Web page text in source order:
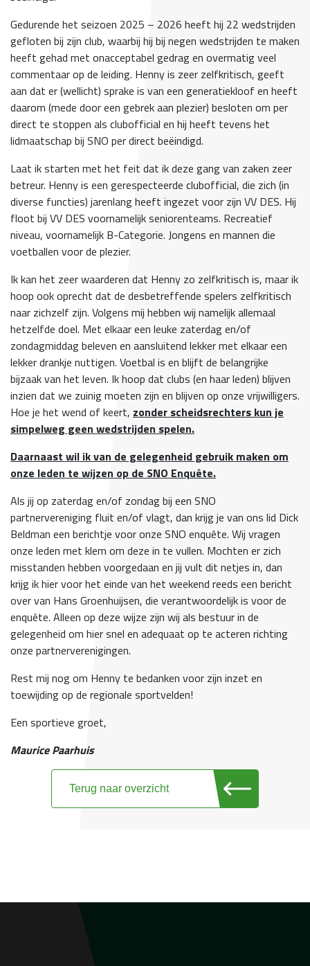
Gedurende het seizoen 2025 – 2026 heeft hij 22 wedstrijden
gefloten bij zijn club, waarbij hij bij negen wedstrijden te maken
heeft gehad met onacceptabel gedrag en overmatig veel
commentaar op de leiding. Henny is zeer zelfkritisch, geeft
aan dat er (wellicht) sprake is van een generatiekloof en heeft
daarom (mede door een gebrek aan plezier) besloten om per
direct te stoppen als clubofficial en hij heeft tevens het
lidmaatschap bij SNO per direct beëindigd.
Laat ik starten met het feit dat ik deze gang van zaken zeer
betreur. Henny is een gerespecteerde clubofficial, die zich (in
diverse functies) jarenlang heeft ingezet voor zijn VV DES. Hij
floot bij VV DES voornamelijk seniorenteams. Recreatief
niveau, voornamelijk B-Categorie. Jongens en mannen die
voetballen voor de plezier.
Ik kan het zeer waarderen dat Henny zo zelfkritisch is, maar ik
hoop ook oprecht dat de desbetreffende spelers zelfkritisch
naar zichzelf zijn. Volgens mij hebben wij namelijk allemaal
hetzelfde doel. Met elkaar een leuke zaterdag en/of
zondagmiddag beleven en aansluitend lekker met elkaar een
lekker drankje nuttigen. Voetbal is en blijft de belangrijke
bijzaak van het leven. Ik hoop dat clubs (en haar leden) blijven
inzien dat we zuinig moeten zijn en blijven op onze vrijwilligers.
Hoe je het wend of keert, zonder scheidsrechters kun je
simpelweg geen wedstrijden spelen.
Daarnaast wil ik van de gelegenheid gebruik maken om
onze leden te wijzen op de SNO Enquête.
Als jij op zaterdag en/of zondag bij een SNO
partnervereniging fluit en/of vlagt, dan krijg je van ons lid Dick
Beldman een berichtje voor onze SNO enquête. Wij vragen
onze leden met klem om deze in te vullen. Mochten er zich
misstanden hebben voorgedaan en jij vult dit netjes in, dan
krijg ik hier voor het einde van het weekend reeds een bericht
over van Hans Groenhuijsen, die verantwoordelijk is voor de
enquête. Alleen op deze wijze zijn wij als bestuur in de
gelegenheid om hier snel en adequaat op te acteren richting
onze partnerverenigingen.
Rest mij nog om Henny te bedanken voor zijn inzet en
toewijding op de regionale sportvelden!
Een sportieve groet,
Maurice Paarhuis
Terug naar overzicht